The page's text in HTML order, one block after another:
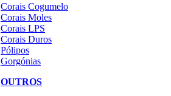
Corais Cogumelo
Corais Moles
Corais LPS
Corais Duros
Pólipos
Gorgónias
OUTROS